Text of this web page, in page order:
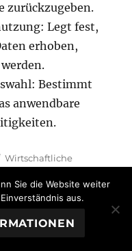
zurückzugeben.
Legt fest,
erhoben,
Bestimmt
anwendbare
Kategorien
Wirtschaftliche
Englische
Sie die Website weiter
aus.